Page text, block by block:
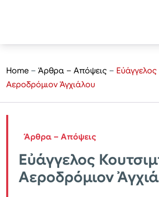
Home – Άρθρα – Απόψεις –
Αεροδρόμιον Ἀγχιάλου
Άρθρα – Απόψεις
Εὐάγγελος
Αεροδρόμιον